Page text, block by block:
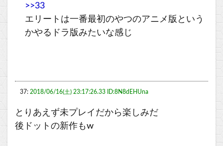
>>33
エリートは一番最初のやつのアニメ版という
かやるドラ版みたいな感じ
37: 2018/06/16(土) 23:17:26.33 ID:8N8dEHUna
とりあえず未プレイだから楽しみだ
後ドットの新作もw